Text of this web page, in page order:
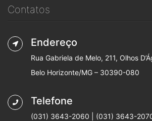
Contatos
Endereço
Rua Gabriela de Melo, 211, Olhos
Belo Horizonte/MG – 30390-080
Telefone
(031) 3643-2060 | (031) 3643-